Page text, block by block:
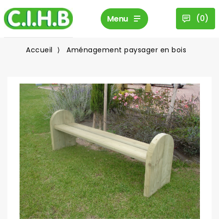
Menu (0)
Accueil Aménagement paysager en bois